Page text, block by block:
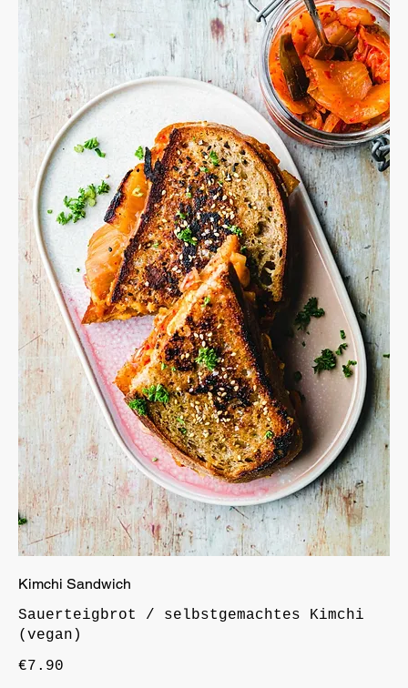
Kimchi Sandwich
Sauerteigbrot / selbstgemachtes Kimchi
(vegan)
€7.90